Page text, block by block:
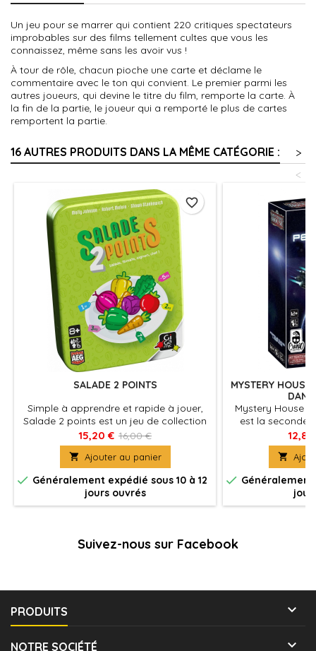
Un jeu pour se marrer qui contient 220 critiques spectateurs
improbables sur des films tellement cultes que vous les
connaissez, même sans les avoir vus !
À tour de rôle, chacun pioche une carte et déclame le
commentaire avec le ton qui convient. Le premier parmi les
autres joueurs, qui devine le titre du film, remporte la carte. À
la fin de la partie, le joueur qui a remporté le plus de cartes
remportent la partie.
16 AUTRES PRODUITS DANS LA MÊME CATÉGORIE :
>
<
SALADE 2 POINTS
Simple à apprendre et rapide à jouer,
Salade 2 points est un jeu de collection
de cartes qui plaira à toute la famille où
chaque partie est unique.
15,20 € 16,00 €
 Ajouter au panier
 Généralement expédié sous 10 à 12
jours ouvrés
favorite_border
MYSTERY
Mystery House -
est la seconde
Mystery
12,83

 Généralement
Suivez-nous sur Facebook
PRODUITS 
NOTRE SOCIÉTÉ 